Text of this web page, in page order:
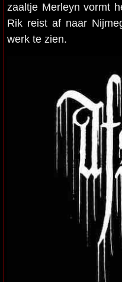
zaaltje Merleyn vormt
Rik reist af naar
werk te zien.